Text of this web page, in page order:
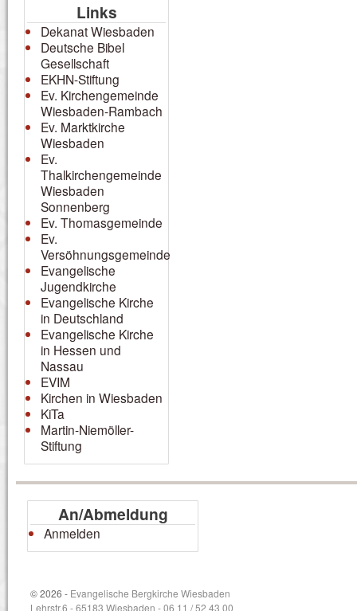
Links
Dekanat Wiesbaden
Deutsche Bibel
Gesellschaft
EKHN-Stiftung
Ev. Kirchengemeinde
Wiesbaden-Rambach
Ev. Marktkirche
Wiesbaden
Ev.
Thalkirchengemeinde
Wiesbaden
Sonnenberg
Ev. Thomasgemeinde
Ev.
Versöhnungsgemeinde
Evangelische
Jugendkirche
Evangelische Kirche
in Deutschland
Evangelische Kirche
in Hessen und
Nassau
EVIM
Kirchen in Wiesbaden
KiTa
Martin-Niemöller-
Stiftung
An/Abmeldung
Anmelden
© 2026 - Evangelische Bergkirche Wiesbaden
Lehrstr.6 - 65183 Wiesbaden - 06 11 / 52 43 00